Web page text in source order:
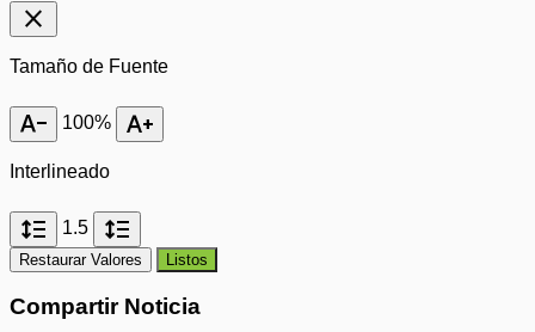
close
Tamaño de Fuente
text_decrease 100% text_increase
Interlineado
format_line_spacing 1.5 format_line_spacing
Restaurar Valores Listos
Compartir Noticia